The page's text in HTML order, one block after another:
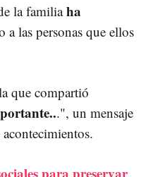
la familiaha
a las personas que ellos
que compartió
.", un mensaje
para preservar